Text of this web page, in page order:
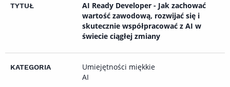
AI Ready Developer - Jak zachować
wartość zawodową, rozwijać się i
skutecznie współpracować z AI w
świecie ciągłej zmiany
Umiejętności miękkie
AI